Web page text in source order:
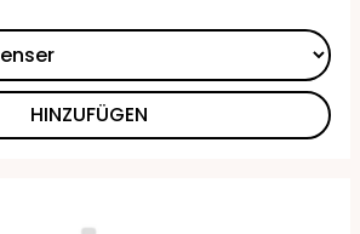
HINZUFÜGEN